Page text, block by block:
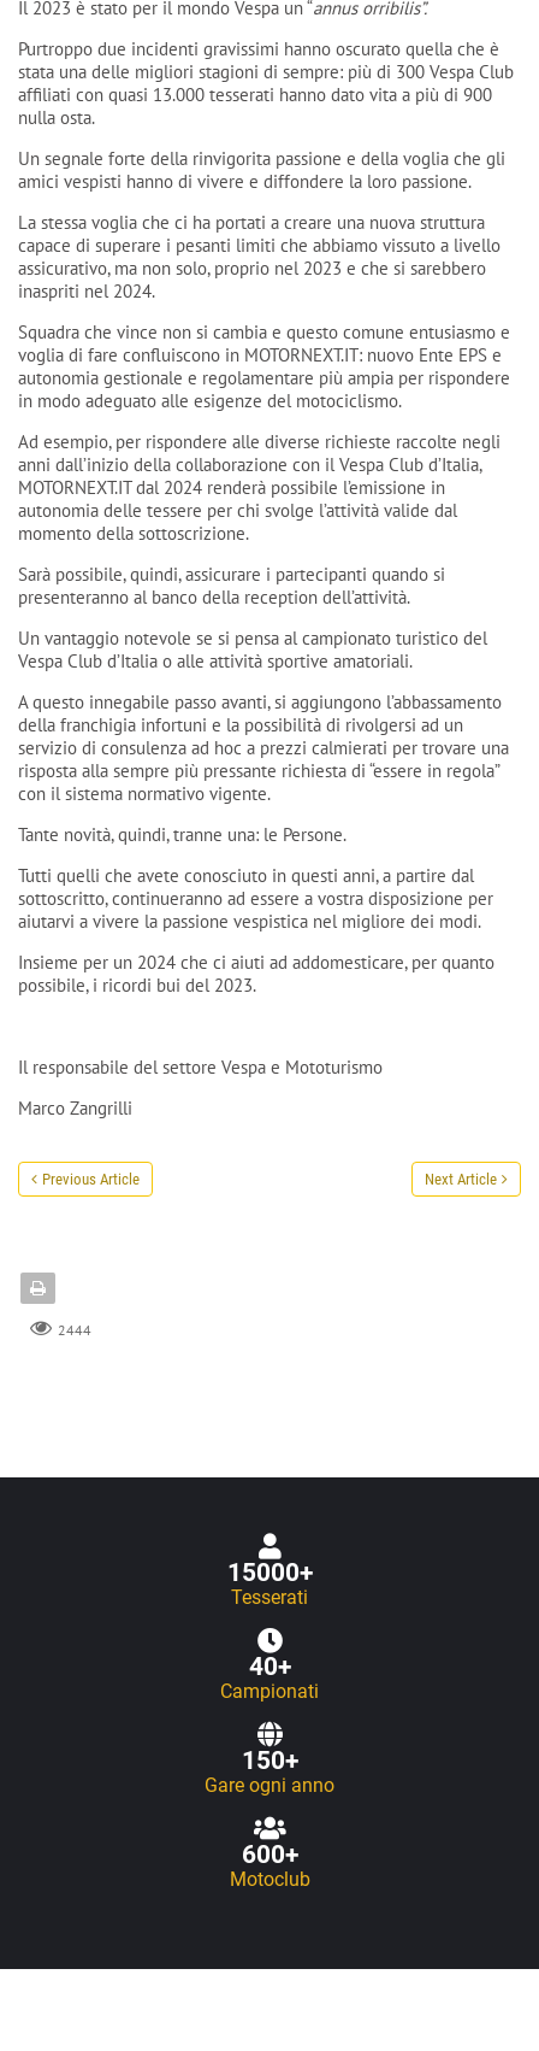
Il 2023 è stato per il mondo Vespa un “annus orribilis”.
Purtroppo due incidenti gravissimi hanno oscurato quella che è
stata una delle migliori stagioni di sempre: più di 300 Vespa Club
affiliati con quasi 13.000 tesserati hanno dato vita a più di 900
nulla osta.
Un segnale forte della rinvigorita passione e della voglia che gli
amici vespisti hanno di vivere e diffondere la loro passione.
La stessa voglia che ci ha portati a creare una nuova struttura
capace di superare i pesanti limiti che abbiamo vissuto a livello
assicurativo, ma non solo, proprio nel 2023 e che si sarebbero
inaspriti nel 2024.
Squadra che vince non si cambia e questo comune entusiasmo e
voglia di fare confluiscono in MOTORNEXT.IT: nuovo Ente EPS e
autonomia gestionale e regolamentare più ampia per rispondere
in modo adeguato alle esigenze del motociclismo.
Ad esempio, per rispondere alle diverse richieste raccolte negli
anni dall’inizio della collaborazione con il Vespa Club d’Italia,
MOTORNEXT.IT dal 2024 renderà possibile l’emissione in
autonomia delle tessere per chi svolge l’attività valide dal
momento della sottoscrizione.
Sarà possibile, quindi, assicurare i partecipanti quando si
presenteranno al banco della reception dell’attività.
Un vantaggio notevole se si pensa al campionato turistico del
Vespa Club d’Italia o alle attività sportive amatoriali.
A questo innegabile passo avanti, si aggiungono l’abbassamento
della franchigia infortuni e la possibilità di rivolgersi ad un
servizio di consulenza ad hoc a prezzi calmierati per trovare una
risposta alla sempre più pressante richiesta di “essere in regola”
con il sistema normativo vigente.
Tante novità, quindi, tranne una: le Persone.
Tutti quelli che avete conosciuto in questi anni, a partire dal
sottoscritto, continueranno ad essere a vostra disposizione per
aiutarvi a vivere la passione vespistica nel migliore dei modi.
Insieme per un 2024 che ci aiuti ad addomesticare, per quanto
possibile, i ricordi bui del 2023.
Il responsabile del settore Vespa e Mototurismo
Marco Zangrilli
Previous Article Next Article
2444
15000+
Tesserati
40+
Campionati
150+
Gare ogni anno
600+
Motoclub